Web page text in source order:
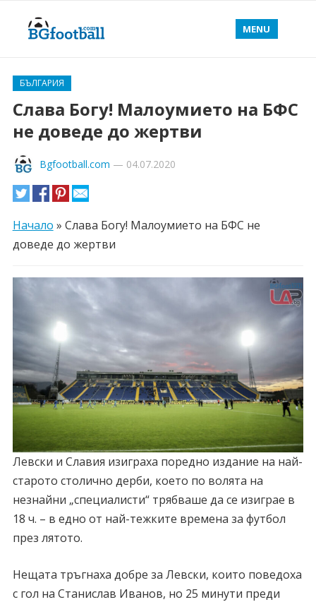
MENU
БЪЛГАРИЯ
Слава Богу! Малоумието на БФС
не доведе до жертви
Bgfootball.com — 04.07.2020
Начало » Слава Богу! Малоумието на БФС не
доведе до жертви
Левски и Славия изиграха поредно издание на най-
старото столично дерби, което по волята на
незнайни „специалисти“ трябваше да се изиграе в
18 ч. – в едно от най-тежките времена за футбол
през лятото.
Нещата тръгнаха добре за Левски, които поведоха
с гол на Станислав Иванов, но 25 минути преди